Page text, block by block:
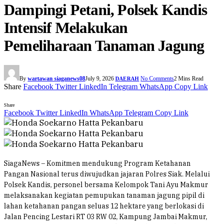
Dampingi Petani, Polsek Kandis
Intensif Melakukan
Pemeliharaan Tanaman Jagung
By wartawan siaganews08July 9, 2026 DAERAH No Comments2 Mins Read
Share Facebook Twitter LinkedIn Telegram WhatsApp Copy Link
Share
Facebook Twitter LinkedIn WhatsApp Telegram Copy Link
SiagaNews – Komitmen mendukung Program Ketahanan
Pangan Nasional terus diwujudkan jajaran Polres Siak. Melalui
Polsek Kandis, personel bersama Kelompok Tani Ayu Makmur
melaksanakan kegiatan pemupukan tanaman jagung pipil di
lahan ketahanan pangan seluas 12 hektare yang berlokasi di
Jalan Pencing Lestari RT 03 RW 02, Kampung Jambai Makmur,